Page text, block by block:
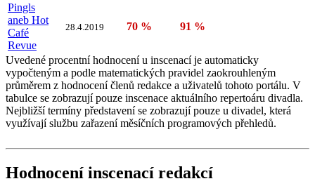
Pingls
aneb Hot
Café
Revue
28.4.2019 70 % 91 %
Uvedené procentní hodnocení u inscenací je automaticky
vypočteným a podle matematických pravidel zaokrouhleným
průměrem z hodnocení členů redakce a uživatelů tohoto portálu. V
tabulce se zobrazují pouze inscenace aktuálního repertoáru divadla.
Nejbližší termíny představení se zobrazují pouze u divadel, která
využívají službu zařazení měsíčních programových přehledů.
Hodnocení inscenací redakcí